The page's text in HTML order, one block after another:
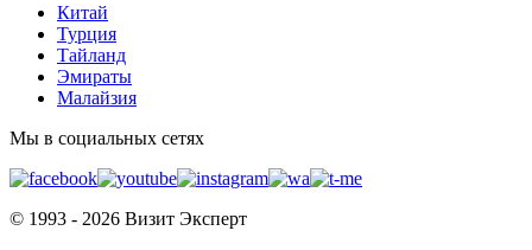
Китай
Турция
Тайланд
Эмираты
Малайзия
Мы в социальных сетях
© 1993 - 2026 Визит Эксперт